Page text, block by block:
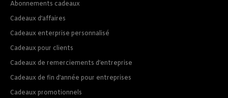
Abonnements cadeaux
Cadeaux d’affaires
Cadeaux enterprise personnalisé
Cadeaux pour clients
Cadeaux de remerciements d’entreprise
Cadeaux de fin d’année pour entreprises
Cadeaux promotionnels